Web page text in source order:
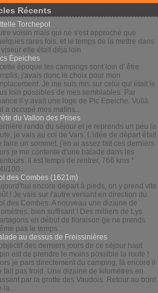
Récents
Torchepot
voisin mais qui ne s'est approché que
rares fois, et le temps de la mettre dans
viseur elle était déjà loin.
Épeiches
époque les campings sont loin d' être
j'avais donc le choix pour mon
Je me suis mis sur celui qui était le
loin possibles de mes semblables. Par
il y avait une loge de Pic Epeiche. Voilà
a occupé mes matins...
du Vallon des Prises
rando du séjour et je reprends un peu la
je vais au col de Vars. L'idée de départ était
faire un sommet, j'en ai assez fait ces derniers
je me contente d'une balade dans les
Il est temps de rentrer, 766 kms *
100...
des Combes (1621m)
encore départ à pieds, on y prend vite
! Je vais sur l'autre versant en direction du
des Combes. A nouveau une dizaine de
bien suffisant ! Des milliers de Lys
en début de floraison (je ne prends
pas le temps...
au dessus de Freissinières
des derniers jours de ce séjour haut
est de prendre le moins possible la route !
je pars directement du camping, là encore il
fait pas froid. Une dizaine de kilomètres en
par la grotte des Vaudois. Retour au bord
la...